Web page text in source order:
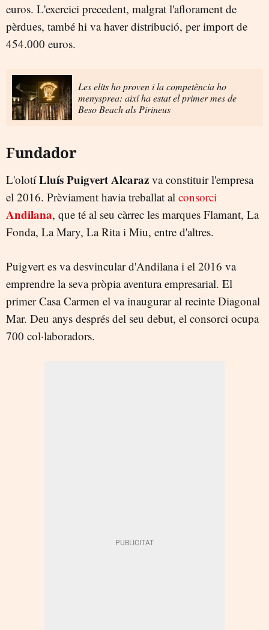
euros. L'exercici precedent, malgrat l'aflorament de
pèrdues, també hi va haver distribució, per import de
454.000 euros.
Les elits ho proven i la competència ho
menysprea: així ha estat el primer mes de
Beso Beach als Pirineus
Fundador
L'olotíLluís Puigvert Alcaraz va constituir l'empresa
el 2016. Prèviament havia treballat al consorci
Andilana, que té al seu càrrec les marques Flamant, La
Fonda, La Mary, La Rita i Miu, entre d'altres.
Puigvert es va desvincular d'Andilana i el 2016 va
emprendre la seva pròpia aventura empresarial. El
primer Casa Carmen el va inaugurar al recinte Diagonal
Mar. Deu anys després del seu debut, el consorci ocupa
700 col·laboradors.